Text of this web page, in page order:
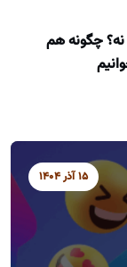
چگونه هم
15 آذر 1404